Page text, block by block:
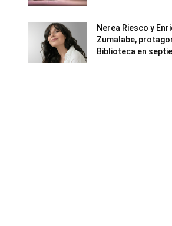
Nerea Riesco y
Zumalabe,
Biblioteca en